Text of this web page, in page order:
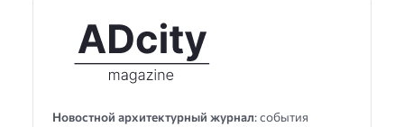
Новостной архитектурный журнал: события